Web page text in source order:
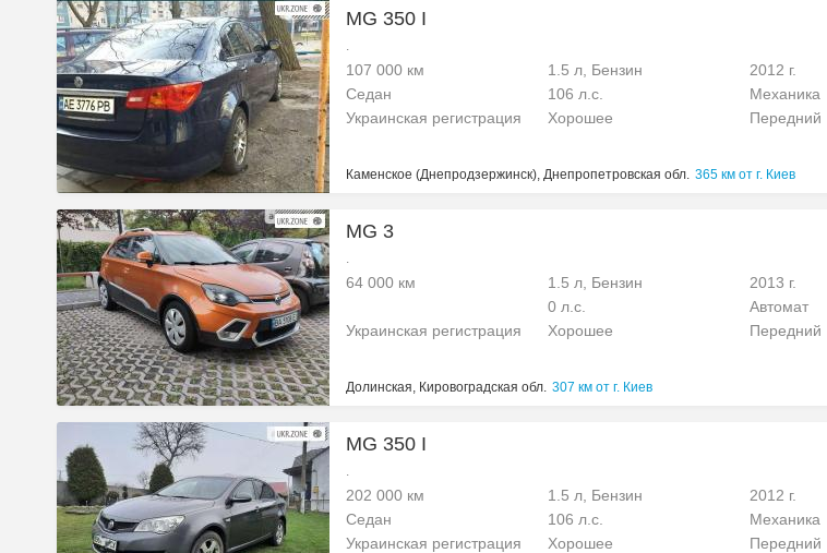
MG 350 I
.
107 000 км 1.5 л, Бензин
2012 г.
Седан
106 л.с.
Механика
Украинская регистрация
Хорошее Передний
Каменское (Днепродзержинск), Днепропетровская обл. 365 км от г. Киев
MG 3
.
64 000 км 1.5 л, Бензин
2013 г.
0 л.с.
Автомат
Украинская регистрация
Хорошее Передний
Долинская, Кировоградская обл. 307 км от г. Киев
MG 350 I
.
202 000 км 1.5 л, Бензин
2012 г.
Седан
106 л.с.
Механика
Украинская регистрация
Хорошее Передний